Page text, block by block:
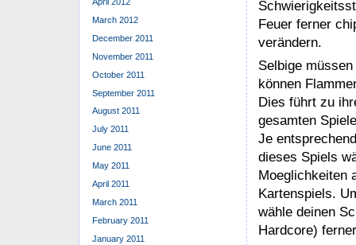
Feuer ferner
verändern.
Selbige
können
Dies führt zu
gesamten
Je
dieses Spiels
Moeglichkeiten
Kartenspiels.
wähle deinen
Hardcore)
March 2012
December 2011
November 2011
October 2011
September 2011
August 2011
July 2011
June 2011
May 2011
April 2011
March 2011
February 2011
January 2011